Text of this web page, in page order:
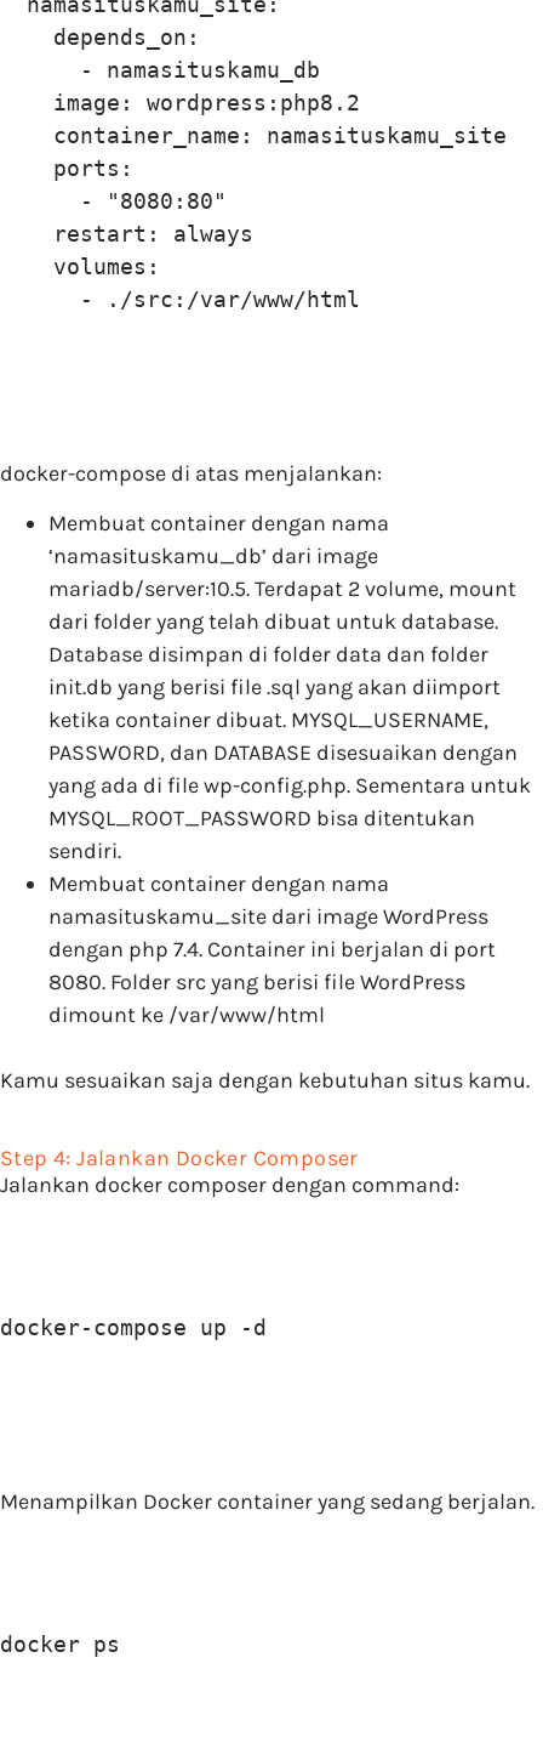
depends_on:
- namasituskamu_db
image: wordpress:php8.2
container_name: namasituskamu_site
ports:
- "8080:80"
restart: always
volumes:
- ./src:/var/www/html
docker-compose di atas menjalankan:
Membuat container dengan nama
‘namasituskamu_db’ dari image
mariadb/server:10.5. Terdapat 2 volume, mount
dari folder yang telah dibuat untuk database.
Database disimpan di folder data dan folder
init.db yang berisi file .sql yang akan diimport
ketika container dibuat. MYSQL_USERNAME,
PASSWORD, dan DATABASE disesuaikan dengan
yang ada di file wp-config.php. Sementara untuk
MYSQL_ROOT_PASSWORD bisa ditentukan
sendiri.
Membuat container dengan nama
namasituskamu_site dari image WordPress
dengan php 7.4. Container ini berjalan di port
8080. Folder src yang berisi file WordPress
dimount ke /var/www/html
Kamu sesuaikan saja dengan kebutuhan situs kamu.
Step 4: Jalankan Docker Composer
Jalankan docker composer dengan command:
docker-compose up -d
Menampilkan Docker container yang sedang berjalan.
docker ps